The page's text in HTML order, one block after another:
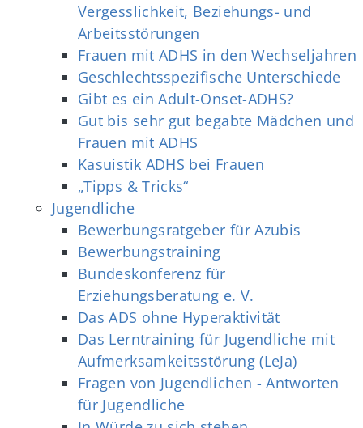
Vergesslichkeit, Beziehungs- und
Arbeitsstörungen
Frauen mit ADHS in den Wechseljahren
Geschlechtsspezifische Unterschiede
Gibt es ein Adult-Onset-ADHS?
Gut bis sehr gut begabte Mädchen und
Frauen mit ADHS
Kasuistik ADHS bei Frauen
„Tipps & Tricks“
Jugendliche
Bewerbungsratgeber für Azubis
Bewerbungstraining
Bundeskonferenz für
Erziehungsberatung e. V.
Das ADS ohne Hyperaktivität
Das Lerntraining für Jugendliche mit
Aufmerksamkeitsstörung (LeJa)
Fragen von Jugendlichen - Antworten
für Jugendliche